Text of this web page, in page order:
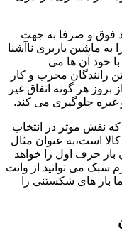
فوق و صرفا به جهت
به ماشین باربری ناآشنا
خود آن ها می
رانندگان مجرب و کار
بروز هر گونه اتفاق غیر
غیره جلوگیری می کند.
که نقش موثر در انتخاب
کالا است،به عنوان مثال
بار حرف اول را خواهد
سبک می توانید از وانت
بار های شکستنی را